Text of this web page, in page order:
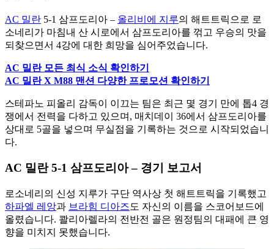
AC 밀란 5-1 삼프도리아 – 올리비에 지루의 해트트릭으로 로
소네리가 마침내 산 시로에서 삼프도리아를 꺾고 우승의 맛을
되찾으면서 4강에 대한 희망을 심어주었습니다.
AC 밀란 모든 최식 소식 확인하기
AC 밀란 X M88 맨션 다양한 프로모션 확인하기
스테파노 피올리 감독이 이끄는 팀은 최근 몇 경기 만에 톱4 경
쟁에서 전력을 다하고 있으며, 매치데이 36에서 삼프도리아를
상대로 5골을 넣으며 무실점을 기록하는 것으로 시작되었습니
다.
AC 밀란 5-1 삼프도리아 – 경기 보고서
로소네리의 신성 지루가 구단 역사상 첫 해트트릭을 기록했고
하파엘 레앙과 브라힘 디아즈도 자신의 이름을 스코어보드에
올렸습니다. 콸리아렐라의 전반전 골은 원정팀의 대패에 큰 영
향을 미치지 못했습니다.